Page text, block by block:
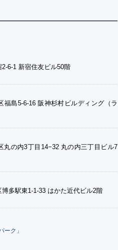
6-1 新宿住友ビル50階
福島5-6-16 阪神杉村ビルディング（ラ
丸の内3丁目14−32 丸の内三丁目ビル7
多駅東1-1-33 はかた近代ビル2階
ーク」